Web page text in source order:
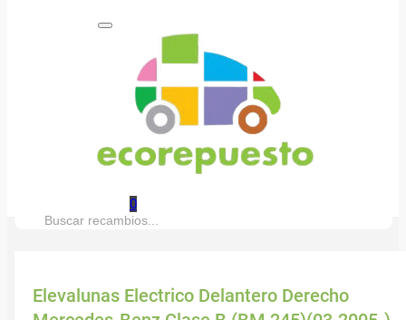
0
Buscar:
Elevalunas Electrico Delantero Derecho